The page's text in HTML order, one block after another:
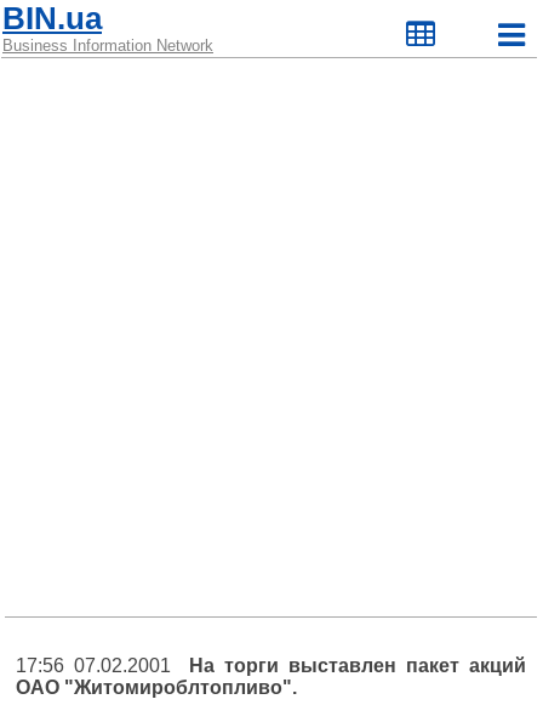
BIN.ua
Business Information Network
17:56 07.02.2001
На торги выставлен пакет акций
ОАО "Житомироблтопливо".